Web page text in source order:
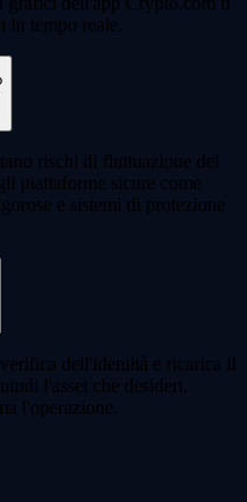
in tempo reale.
rischi di fluttuazione del
piattaforme sicure come
e sistemi di protezione
dell'identità e ricarica il
l'asset che desideri,
l'operazione.